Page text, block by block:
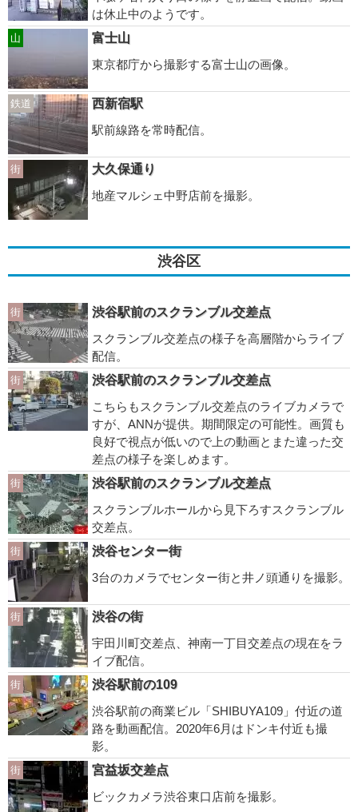
は休止中のようです。
山
富士山
東京都庁から撮影する富士山の画像。
鉄道
西新宿駅
駅前線路を常時配信。
街
大久保通り
地産マルシェ中野店前を撮影。
渋谷区
街
渋谷駅前のスクランブル交差点
スクランブル交差点の様子を高層階からライブ
配信。
街
渋谷駅前のスクランブル交差点
こちらもスクランブル交差点のライブカメラで
すが、ANNが提供。期間限定の可能性。画質も
良好で視点が低いので上の動画とまた違った交
差点の様子を楽しめます。
街
渋谷駅前のスクランブル交差点
スクランブルホールから見下ろすスクランブル
交差点。
街
渋谷センター街
3台のカメラでセンター街と井ノ頭通りを撮影。
街
渋谷の街
宇田川町交差点、神南一丁目交差点の現在をラ
イブ配信。
街
渋谷駅前の109
渋谷駅前の商業ビル「SHIBUYA109」付近の道
路を動画配信。2020年6月はドンキ付近も撮
影。
街
宮益坂交差点
ビックカメラ渋谷東口店前を撮影。